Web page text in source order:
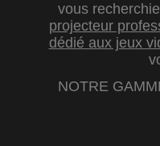
vous
projecteur
dédié aux jeux
NOTRE